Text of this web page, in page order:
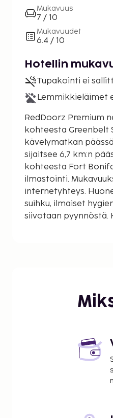
Mukavuus
7 / 10
Mukavuudet
6.4 / 10
Hotellin
Tupakointi ei
Lemmikkieläimet
RedDoorz Premium
kohteesta Greenbelt
kävelymatkan päässä
sijaitsee 6,7 km:n
kohteesta Fort
ilmastointi.
internetyhteys.
suihku, ilmaiset
siivotaan pyynnöstä.
Tässä on mainittu
Vain
Tämä
Tässä
Kontaktiton